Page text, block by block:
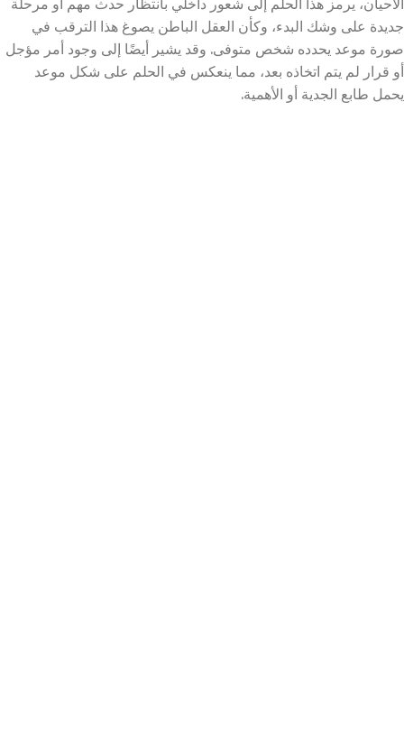
جديدة على وشك البدء، وكأن العقل الباطن يصوغ هذا الترقب في
صورة موعد يحدده شخص متوفى. وقد يشير أيضًا إلى وجود أمر مؤجل
أو قرار لم يتم اتخاذه بعد، مما ينعكس في الحلم على شكل موعد
يحمل طابع الجدية أو الأهمية.